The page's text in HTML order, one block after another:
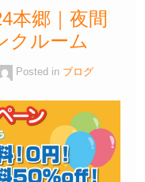
本郷｜夜間
クルーム
Posted in ブログ